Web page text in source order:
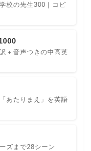
校の先生300｜コピ
＋音声つきの中高英
あたりまえ」を英語
ズまで28シーン